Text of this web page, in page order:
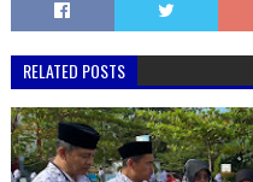
RELATED POSTS